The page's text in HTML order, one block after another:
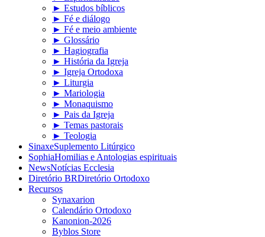
► Estudos bíblicos
► Fé e diálogo
► Fé e meio ambiente
► Glossário
► Hagiografia
► História da Igreja
► Igreja Ortodoxa
► Liturgia
► Mariologia
► Monaquismo
► Pais da Igreja
► Temas pastorais
► Teologia
SinaxeSuplemento Litúrgico
SophiaHomilias e Antologias espirituais
NewsNotícias Ecclesia
Diretório BRDiretório Ortodoxo
Recursos
Synaxarion
Calendário Ortodoxo
Kanonion-2026
Byblos Store